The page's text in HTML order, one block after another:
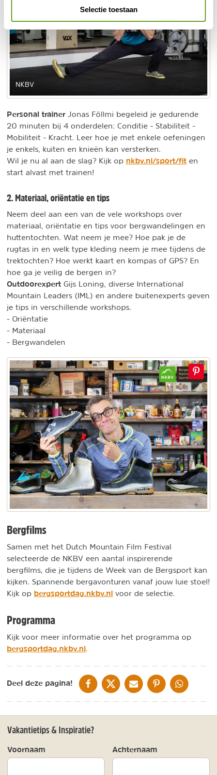
Selectie toestaan
NKBV
Personal trainer Jonas Föllmi begeleid je gedurende
20 minuten bij 4 onderdelen: Conditie - Stabiliteit -
Mobiliteit - Kracht. Leer hoe je met enkele oefeningen
je enkels, kuiten en knieën kan versterken.
Wil je nu al aan de slag? Kijk op nkbv.nl/sport/fit en
start alvast met trainen!
2. Materiaal, oriëntatie en tips
Neem deel aan een van de vele workshops over
materiaal, oriëntatie en tips voor bergwandelingen en
huttentochten. Wat neem je mee? Hoe pak je de
rugtas in en welk type kleding neem je mee tijdens de
trektochten? Hoe werkt kaart en kompas of GPS? En
hoe ga je veilig de bergen in?
Outdoorexpert Gijs Loning, diverse International
Mountain Leaders (IML) en andere buitenexperts geven
je tips in verschillende workshops.
- Oriëntatie
- Materiaal
- Bergwandelen
Bergfilms
Samen met het Dutch Mountain Film Festival
selecteerde de NKBV een aantal inspirerende
bergfilms, die je tijdens de Week van de Bergsport kan
kijken. Spannende bergavonturen vanaf jouw luie stoel!
Kijk op bergsportdag.nkbv.nl voor de selectie.
Programma
Kijk voor meer informatie over het programma op
bergsportdag.nkbv.nl
Deel deze pagina! DELEN OP FACEBOOK
DELEN OP XDELEN VIA DE MAIL
DELEN OP PINTEREST
DELEN OP
Vakantietips & Inspiratie?
Voornaam Achternaam